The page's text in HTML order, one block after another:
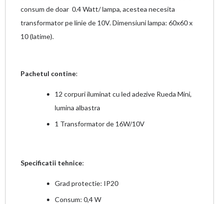
consum de doar 0.4 Watt/ lampa, acestea necesita
transformator pe linie de 10V. Dimensiuni lampa: 60x60 x
10 (latime).
Pachetul contine:
12 corpuri iluminat cu led adezive Rueda Mini,
lumina albastra
1 Transformator de 16W/10V
Specificatii tehnice:
Grad protectie: IP20
Consum: 0,4 W